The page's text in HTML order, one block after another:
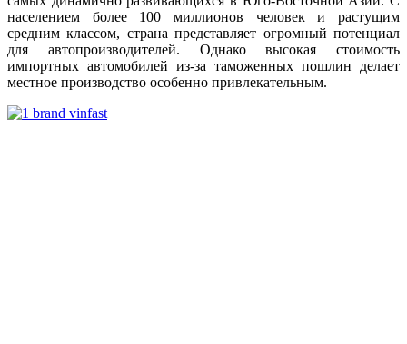
населением более 100 миллионов человек и растущим
средним классом, страна представляет огромный потенциал
для автопроизводителей. Однако высокая стоимость
импортных автомобилей из-за таможенных пошлин делает
местное производство особенно привлекательным.